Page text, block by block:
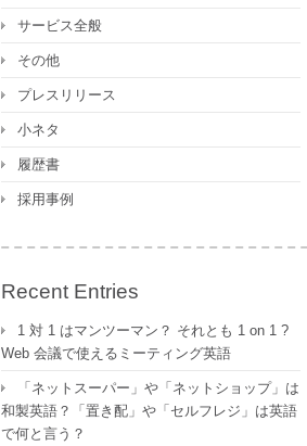
サービス全般
その他
プレスリリース
小ネタ
履歴書
採用事例
Recent Entries
1 対 1 はマンツーマン？ それとも 1 on 1 ?
Web 会議で使えるミーティング英語
「ネットスーパー」や「ネットショップ」は
和製英語？「置き配」や「セルフレジ」は英語
で何と言う？